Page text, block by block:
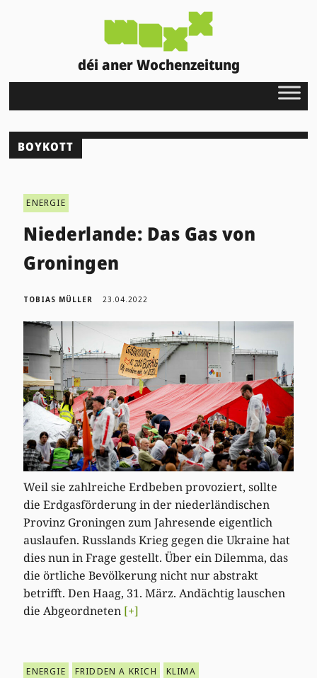
déi aner Wochenzeitung
BOYKOTT
ENERGIE
Niederlande: Das Gas von
Groningen
TOBIAS MÜLLER 23.04.2022
Weil sie zahlreiche Erdbeben provoziert, sollte
die Erdgasförderung in der niederländischen
Provinz Groningen zum Jahresende eigentlich
auslaufen. Russlands Krieg gegen die Ukraine hat
dies nun in Frage gestellt. Über ein Dilemma, das
die örtliche Bevölkerung nicht nur abstrakt
betrifft. Den Haag, 31. März. Andächtig lauschen
die Abgeordneten [+]
ENERGIE FRIDDEN A KRICH KLIMA